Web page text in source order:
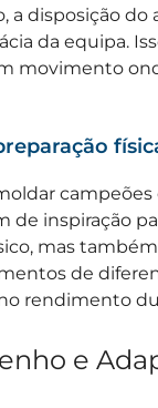
a disposição do
da equipa.
movimento
de inspiração
mas
de
rendimento
e